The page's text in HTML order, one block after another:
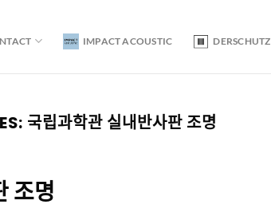
IMPACT ACOUSTIC DERSCHUTZ
국립과학관 실내반사판 조명
조명